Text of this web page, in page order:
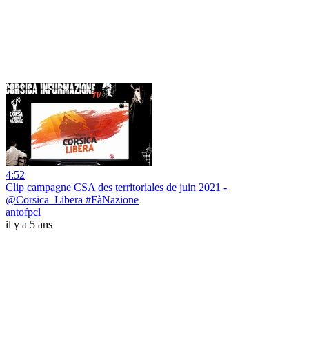
4:52
Clip campagne CSA des territoriales de juin 2021 -
@Corsica_Libera #FàNazione
antofpcl
il y a 5 ans